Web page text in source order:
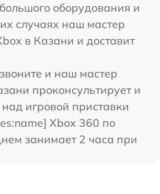
оборудования и
случаях наш мастер
в Казани и доставит
и наш мастер
проконсультирует и
над игровой приставки
Xbox 360 по
занимает 2 часа при